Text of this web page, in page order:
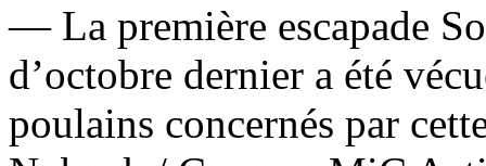
— La première escapade
d’octobre dernier a été
poulains concernés par